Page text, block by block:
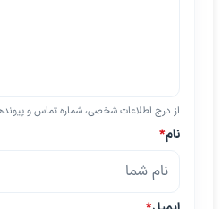
از درج اطلاعات شخصی، شماره تماس و
نام*